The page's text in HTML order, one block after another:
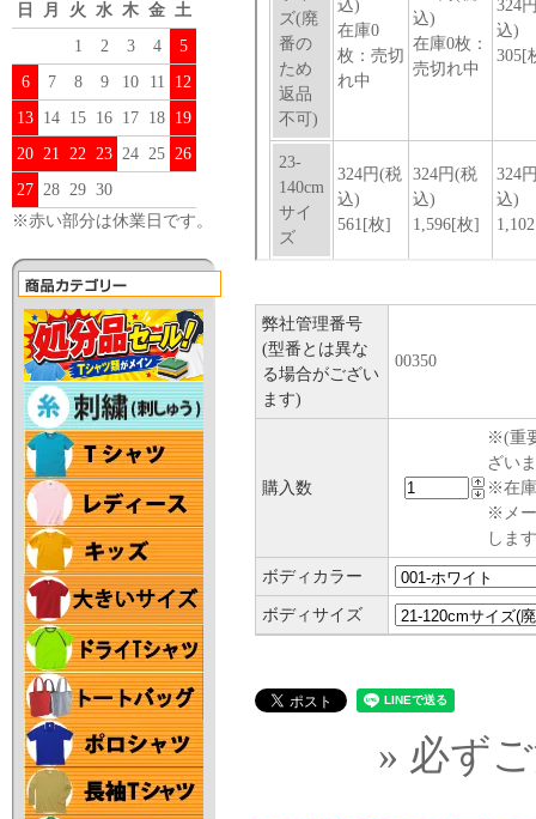
日
月 火 水 木 金 土
1
2 3 4
5
6
7 8 9 10 11
12
13 14 15 16 17 18 19
20 21 22 23 24 25 26
27 28 29 30
※赤い部分は休業日です。
弊社管理番号
(型番とは異な
る場合がござい
ます)
00350
購入数
※(重
ざい
※在庫
※メー
しま
ボディカラー
ボディサイズ
» 必ず